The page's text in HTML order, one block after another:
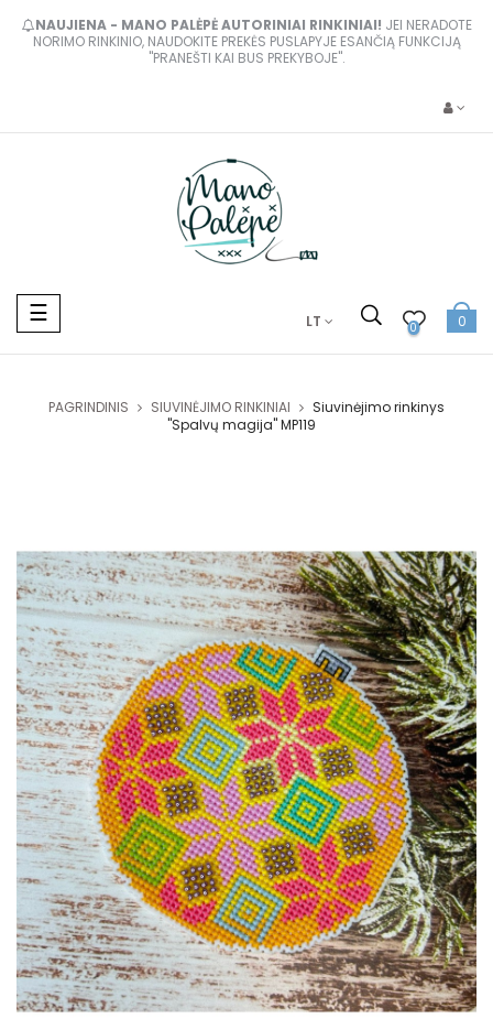
NAUJIENA - MANO PALĖPĖ AUTORINIAI RINKINIAI! JEI NERADOTE
NORIMO RINKINIO, NAUDOKITE PREKĖS PUSLAPYJE ESANČIĄ FUNKCIJĄ
"PRANEŠTI KAI BUS PREKYBOJE".
Toggle
navigation
☰ LT 0 0
PAGRINDINIS SIUVINĖJIMO RINKINIAI
Siuvinėjimo rinkinys
"Spalvų magija" MP119